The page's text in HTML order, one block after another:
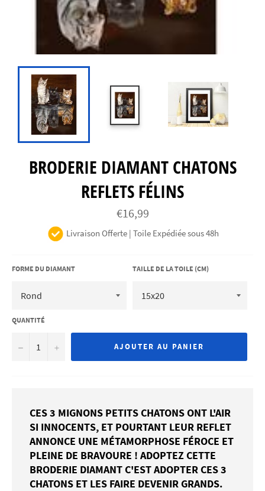
BRODERIE DIAMANT CHATONS
REFLETS FÉLINS
Prix
régulier
€16,99
Livraison Offerte | Toile Expédiée sous 48h
FORME DU DIAMANT TAILLE DE LA TOILE (CM)
QUANTITÉ
− + AJOUTER AU PANIER
CES 3 MIGNONS PETITS CHATONS ONT L'AIR
SI INNOCENTS, ET POURTANT LEUR REFLET
ANNONCE UNE MÉTAMORPHOSE FÉROCE ET
PLEINE DE BRAVOURE ! ADOPTEZ CETTE
BRODERIE DIAMANT C'EST ADOPTER CES 3
CHATONS ET LES FAIRE DEVENIR GRANDS.